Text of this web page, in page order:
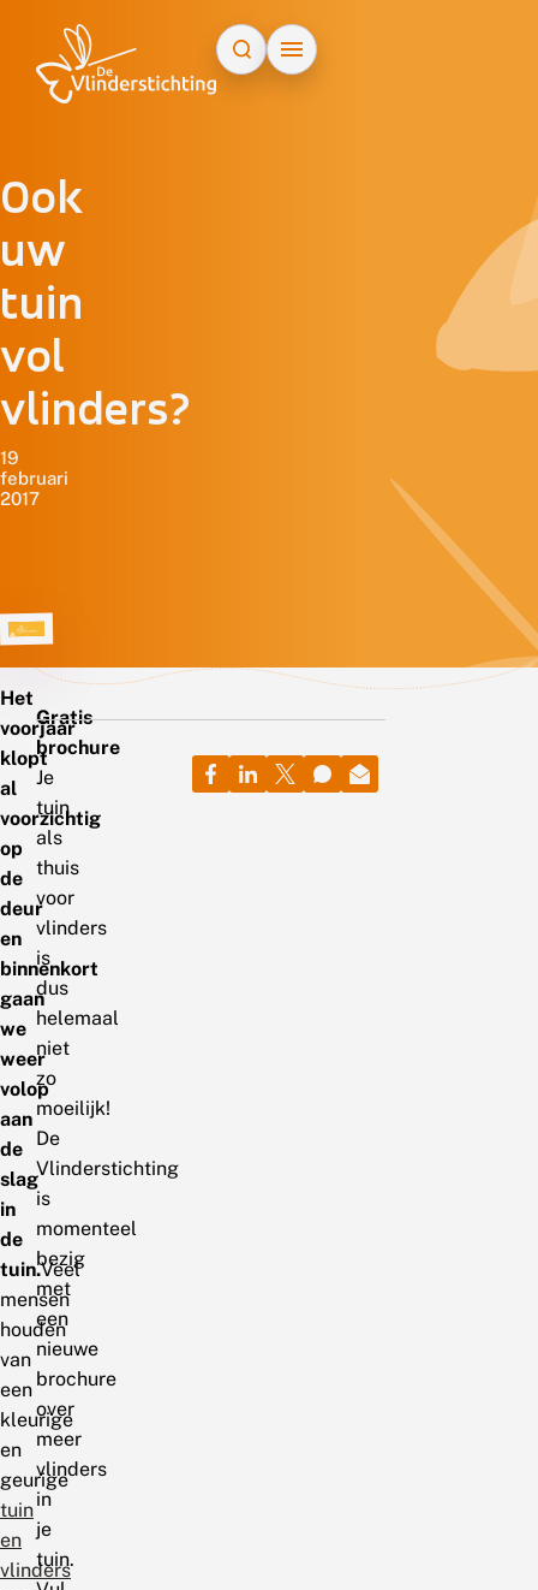
Ook
uw
tuin
vol
vlinders?
19
februari
2017
Het
voorjaar
klopt
al
voorzichtig
op
de
deur
en
binnenkort
gaan
we
weer
volop
aan
de
slag
in
de
tuin.Veel
mensen
houden
van
een
kleurige
en
geurige
tuin
en
vlinders
Gratis
brochure
Je
tuin
als
thuis
voor
vlinders
is
dus
helemaal
niet
zo
moeilijk!
De
Vlinderstichting
is
momenteel
bezig
met
een
nieuwe
brochure
over
meer
vlinders
in
je
tuin.